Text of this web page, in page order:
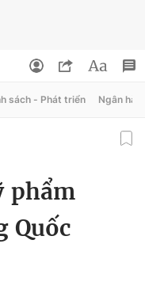
sách - Phát triển Ngân
phẩm
Quốc